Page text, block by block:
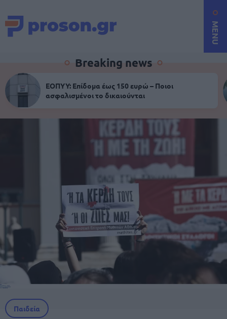
MENU
Breaking news
ΕΟΠΥΥ: Επίδομα έως 150 ευρώ – Ποιοι
ασφαλισμένοι το δικαιούνται
Παιδεία